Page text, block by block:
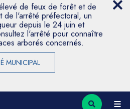
de feux de forêt et de
de l'arrêté préfectoral, un
depuis le 24 juin et
l'arrêté pour connaître
arborés concernés.
MUNICIPAL